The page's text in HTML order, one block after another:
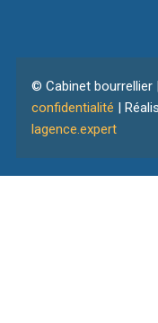
© Cabinet bourrellier |
confidentialité |
lagence.expert